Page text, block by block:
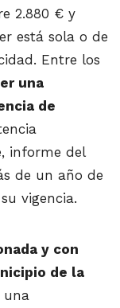
2.880 € y
está sola o de
Entre los
una
de
informe del
de un año de
vigencia.
y con
de la
una